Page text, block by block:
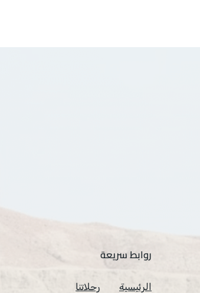
روابط سريعة
الرئيسية
رحلاتنا